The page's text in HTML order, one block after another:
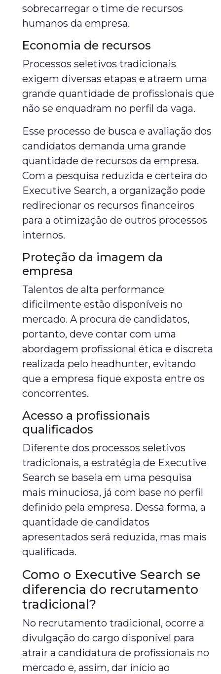
sobrecarregar o time de recursos
humanos da empresa.
Economia de recursos
Processos seletivos tradicionais
exigem diversas etapas e atraem uma
grande quantidade de profissionais que
não se enquadram no perfil da vaga.
Esse processo de busca e avaliação dos
candidatos demanda uma grande
quantidade de recursos da empresa.
Com a pesquisa reduzida e certeira do
Executive Search, a organização pode
redirecionar os recursos financeiros
para a otimização de outros processos
internos.
Proteção da imagem da
empresa
Talentos de alta performance
dificilmente estão disponíveis no
mercado. A procura de candidatos,
portanto, deve contar com uma
abordagem profissional ética e discreta
realizada pelo headhunter, evitando
que a empresa fique exposta entre os
concorrentes.
Acesso a profissionais
qualificados
Diferente dos processos seletivos
tradicionais, a estratégia de Executive
Search se baseia em uma pesquisa
mais minuciosa, já com base no perfil
definido pela empresa. Dessa forma, a
quantidade de candidatos
apresentados será reduzida, mas mais
qualificada.
Como o Executive Search se
diferencia do recrutamento
tradicional?
No recrutamento tradicional, ocorre a
divulgação do cargo disponível para
atrair a candidatura de profissionais no
mercado e, assim, dar início ao